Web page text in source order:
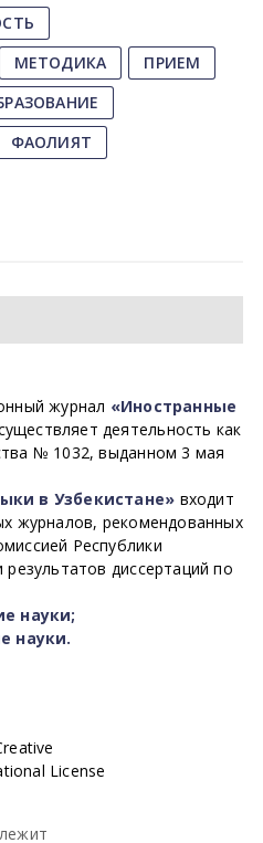
МЕТОДИКА
ПРИЕМ
ФАОЛИЯТ
журнал «Иностранные
деятельность как
№ 1032, выданном 3 мая
в Узбекистане» входит
журналов, рекомендованных
Республики
диссертаций по
науки;
науки.
License